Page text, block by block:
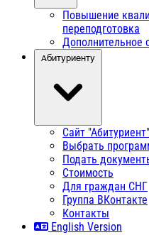
Повышение
переподготовка
Дополнительное
Абитуриенту
Сайт "Абитуриент"
Выбрать
Подать
Стоимость
Для граждан СНГ
Группа ВКонтакте
Контакты
English Version